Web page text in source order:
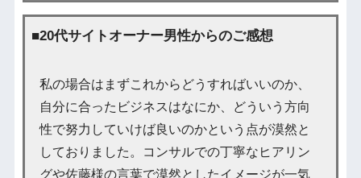
■20代サイトオーナー男性からのご感想
私の場合はまずこれからどうすればいいのか、
自分に合ったビジネスはなにか、どういう方向
性で努力していけば良いのかという点が漠然と
しておりました。コンサルでの丁寧なヒアリン
グや佐藤様の言葉で漠然としたイメージが一気